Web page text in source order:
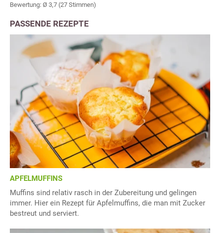
Bewertung: Ø 3,7 (27 Stimmen)
PASSENDE REZEPTE
APFELMUFFINS
Muffins sind relativ rasch in der Zubereitung und gelingen
immer. Hier ein Rezept für Apfelmuffins, die man mit Zucker
bestreut und serviert.